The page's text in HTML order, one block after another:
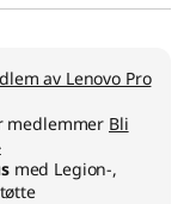
av Lenovo Pro
medlemmer Bli
med Legion-,